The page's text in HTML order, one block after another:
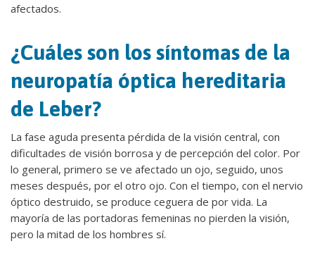
afectados.
¿Cuáles son los síntomas de la
neuropatía óptica hereditaria
de Leber?
La fase aguda presenta pérdida de la visión central, con
dificultades de visión borrosa y de percepción del color. Por
lo general, primero se ve afectado un ojo, seguido, unos
meses después, por el otro ojo. Con el tiempo, con el nervio
óptico destruido, se produce ceguera de por vida. La
mayoría de las portadoras femeninas no pierden la visión,
pero la mitad de los hombres sí.